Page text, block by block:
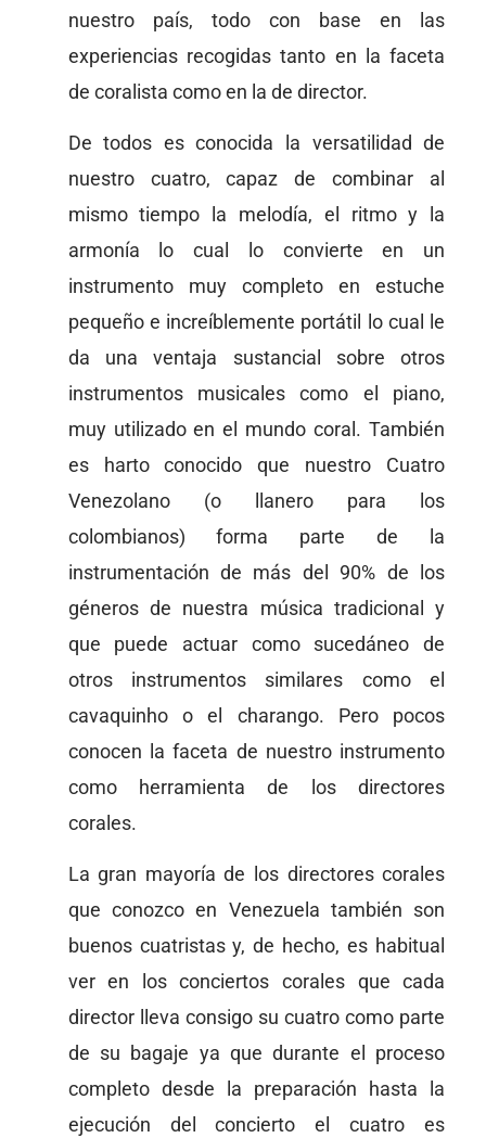
nuestro país, todo con base en las
experiencias recogidas tanto en la faceta
de coralista como en la de director.
De todos es conocida la versatilidad de
nuestro cuatro, capaz de combinar al
mismo tiempo la melodía, el ritmo y la
armonía lo cual lo convierte en un
instrumento muy completo en estuche
pequeño e increíblemente portátil lo cual le
da una ventaja sustancial sobre otros
instrumentos musicales como el piano,
muy utilizado en el mundo coral. También
es harto conocido que nuestro Cuatro
Venezolano (o llanero para los
colombianos) forma parte de la
instrumentación de más del 90% de los
géneros de nuestra música tradicional y
que puede actuar como sucedáneo de
otros instrumentos similares como el
cavaquinho o el charango. Pero pocos
conocen la faceta de nuestro instrumento
como herramienta de los directores
corales.
La gran mayoría de los directores corales
que conozco en Venezuela también son
buenos cuatristas y, de hecho, es habitual
ver en los conciertos corales que cada
director lleva consigo su cuatro como parte
de su bagaje ya que durante el proceso
completo desde la preparación hasta la
ejecución del concierto el cuatro es